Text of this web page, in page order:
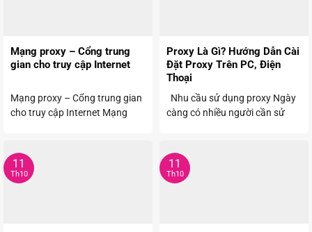
Mạng proxy – Cổng trung
gian cho truy cập Internet
Mạng proxy – Cổng trung gian
cho truy cập Internet Mạng
Proxy Là Gì? Hướng Dẫn Cài
Đặt Proxy Trên PC, Điện
Thoại
Nhu cầu sử dụng proxy Ngày
càng có nhiều người cần sử
11
Th10
11
Th10